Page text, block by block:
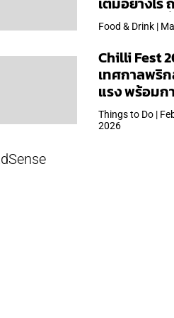
ใหญ่สุดเท่าที่
Food & Drink |
Chilli Fest
เทศกาลพริ
แรง พร้อมก
พริก จัด 28 มี
แรมคิมป์ตัน
Things to Do |
2026